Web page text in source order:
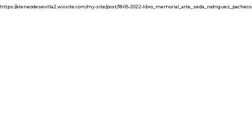
https://ateneodesevilla2.wixsite.com/my-site/post/18-05-2022-libro_memorial_arte_seda_rodriguez_pacheco